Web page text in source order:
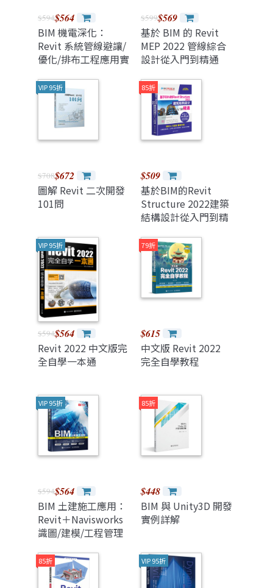
$594$564
BIM 機電深化：
Revit 系統管線避讓/
優化/排布工程應用實
$599$569
基於 BIM 的 Revit
MEP 2022 管線綜合
設計從入門到精通
VIP 95折
$708$672
圖解 Revit 二次開發
101問
85折
$509
基於BIM的Revit
Structure 2022建築
結構設計從入門到精
VIP 95折
$594$564
Revit 2022 中文版完
全自學一本通
79折
$615
中文版 Revit 2022
完全自學教程
VIP 95折
$594$564
BIM 土建施工應用：
Revit＋Navisworks
識圖/建模/工程管理
85折
$448
BIM 與 Unity3D 開發
實例詳解
85折 VIP 95折